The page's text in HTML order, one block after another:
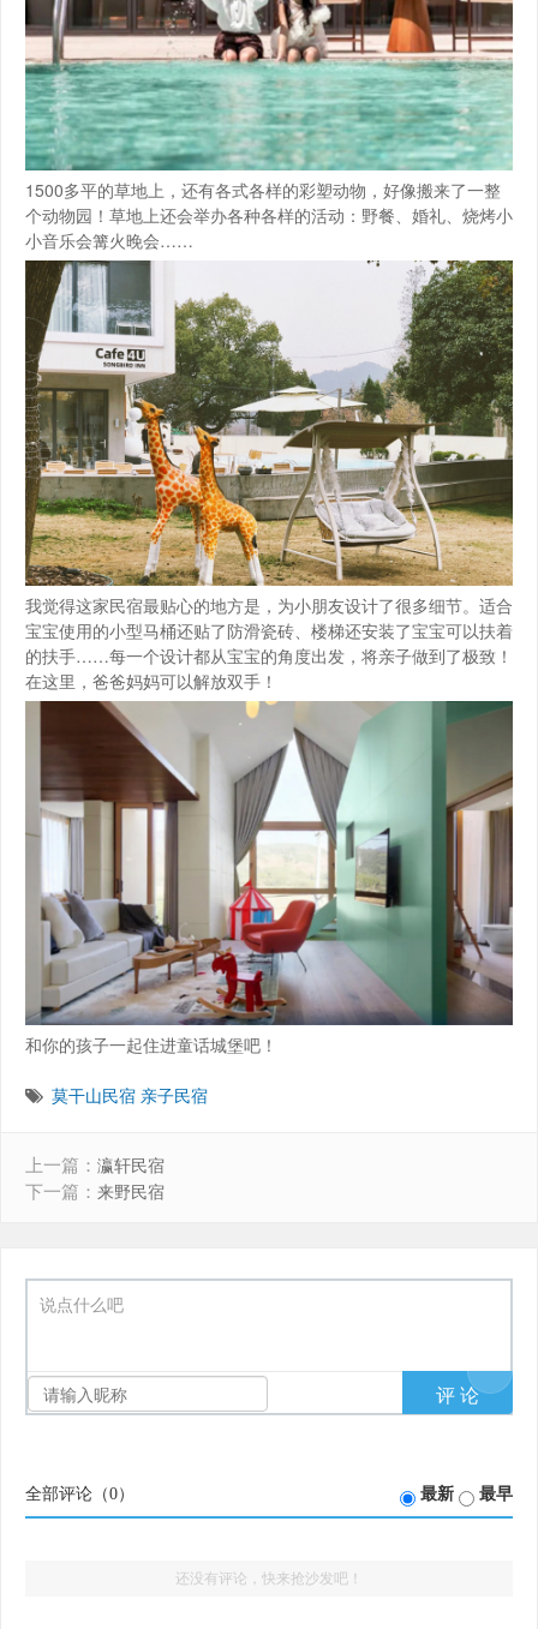
1500多平的草地上，还有各式各样的彩塑动物，好像搬来了一整
个动物园！草地上还会举办各种各样的活动：野餐、婚礼、烧烤小
小音乐会篝火晚会……
我觉得这家民宿最贴心的地方是，为小朋友设计了很多细节。适合
宝宝使用的小型马桶还贴了防滑瓷砖、楼梯还安装了宝宝可以扶着
的扶手……每一个设计都从宝宝的角度出发，将亲子做到了极致！
在这里，爸爸妈妈可以解放双手！
和你的孩子一起住进童话城堡吧！
莫干山民宿 亲子民宿
上一篇： 瀛轩民宿
下一篇： 来野民宿
说点什么吧
全部评论（0） 最新 最早
还没有评论，快来抢沙发吧！